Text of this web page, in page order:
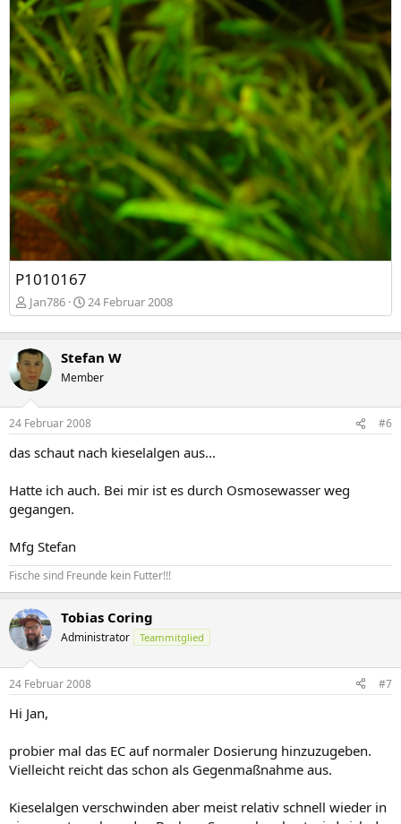
P1010167
Jan786 24 Februar 2008
Stefan W
Member
24 Februar 2008 #6
das schaut nach kieselalgen aus...
Hatte ich auch. Bei mir ist es durch Osmosewasser weg
gegangen.
Mfg Stefan
Fische sind Freunde kein Futter!!!
Tobias Coring
Administrator Teammitglied
24 Februar 2008 #7
Hi Jan,
probier mal das EC auf normaler Dosierung hinzuzugeben.
Vielleicht reicht das schon als Gegenmaßnahme aus.
Kieselalgen verschwinden aber meist relativ schnell wieder in